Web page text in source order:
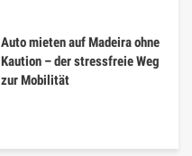
Auto mieten auf Madeira ohne
Kaution – der stressfreie Weg
zur Mobilität